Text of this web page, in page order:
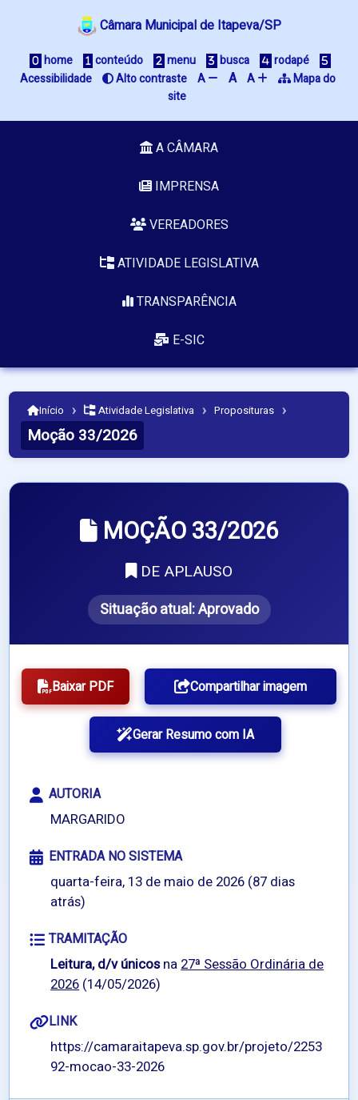
Câmara Municipal de Itapeva/SP
home conteúdo menu busca
rodapé
Acessibilidade
Alto contraste A A A
Mapa do
site
A CÂMARA
IMPRENSA
VEREADORES
ATIVIDADE LEGISLATIVA
TRANSPARÊNCIA
E-SIC
Início › Atividade Legislativa › Proposituras ›
Moção 33/2026
MOÇÃO 33/2026
DE APLAUSO
Situação atual:Aprovado
Baixar PDF Compartilhar imagem
Gerar Resumo com IA
AUTORIA
MARGARIDO
ENTRADA NO SISTEMA
quarta-feira, 13 de maio de 2026 (87 dias
atrás)
TRAMITAÇÃO
Leitura, d/v únicosna27ª Sessão Ordinária de
2026(14/05/2026)
LINK
https://camaraitapeva.sp.gov.br/projeto/2253
92-mocao-33-2026